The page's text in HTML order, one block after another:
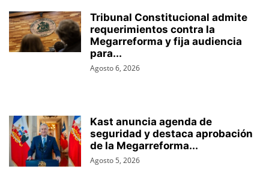
Tribunal Constitucional admite
requerimientos contra la
Megarreforma y fija audiencia
para...
Agosto 6, 2026
Kast anuncia agenda de
seguridad y destaca aprobación
de la Megarreforma...
Agosto 5, 2026